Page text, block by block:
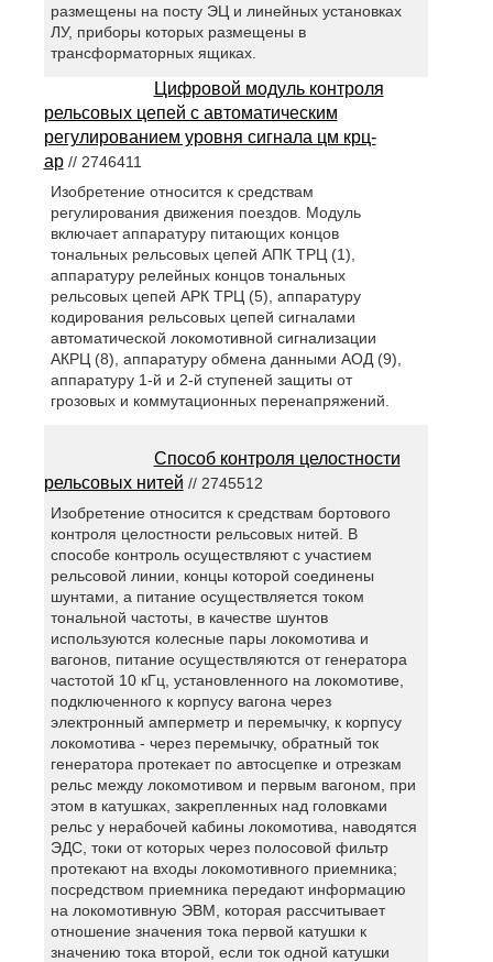
размещены на посту ЭЦ и линейных установках
ЛУ, приборы которых размещены в
трансформаторных ящиках.
Цифровой модуль контроля
рельсовых цепей с автоматическим
регулированием уровня сигнала цм крц-
ар// 2746411
Изобретение относится к средствам
регулирования движения поездов. Модуль
включает аппаратуру питающих концов
тональных рельсовых цепей АПК ТРЦ (1),
аппаратуру релейных концов тональных
рельсовых цепей АРК ТРЦ (5), аппаратуру
кодирования рельсовых цепей сигналами
автоматической локомотивной сигнализации
АКРЦ (8), аппаратуру обмена данными АОД (9),
аппаратуру 1-й и 2-й ступеней защиты от
грозовых и коммутационных перенапряжений.
Способ контроля целостности
рельсовых нитей // 2745512
Изобретение относится к средствам бортового
контроля целостности рельсовых нитей. В
способе контроль осуществляют с участием
рельсовой линии, концы которой соединены
шунтами, а питание осуществляется током
тональной частоты, в качестве шунтов
используются колесные пары локомотива и
вагонов, питание осуществляются от генератора
частотой 10 кГц, установленного на локомотиве,
подключенного к корпусу вагона через
электронный амперметр и перемычку, к корпусу
локомотива - через перемычку, обратный ток
генератора протекает по автосцепке и отрезкам
рельс между локомотивом и первым вагоном, при
этом в катушках, закрепленных над головками
рельс у нерабочей кабины локомотива, наводятся
ЭДС, токи от которых через полосовой фильтр
протекают на входы локомотивного приемника;
посредством приемника передают информацию
на локомотивную ЭВМ, которая рассчитывает
отношение значения тока первой катушки к
значению тока второй, если ток одной катушки